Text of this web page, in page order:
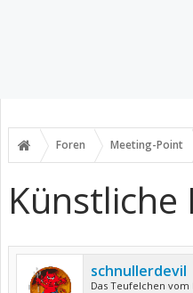
Foren Meeting-Point
Künstliche
schnullerdevil
Das Teufelchen vom